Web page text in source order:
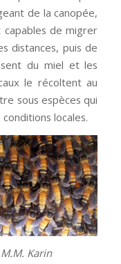
de la canopée,
capables de migrer
distances, puis de
du miel et les
le récoltent au
sous espèces qui
locales.
Karin